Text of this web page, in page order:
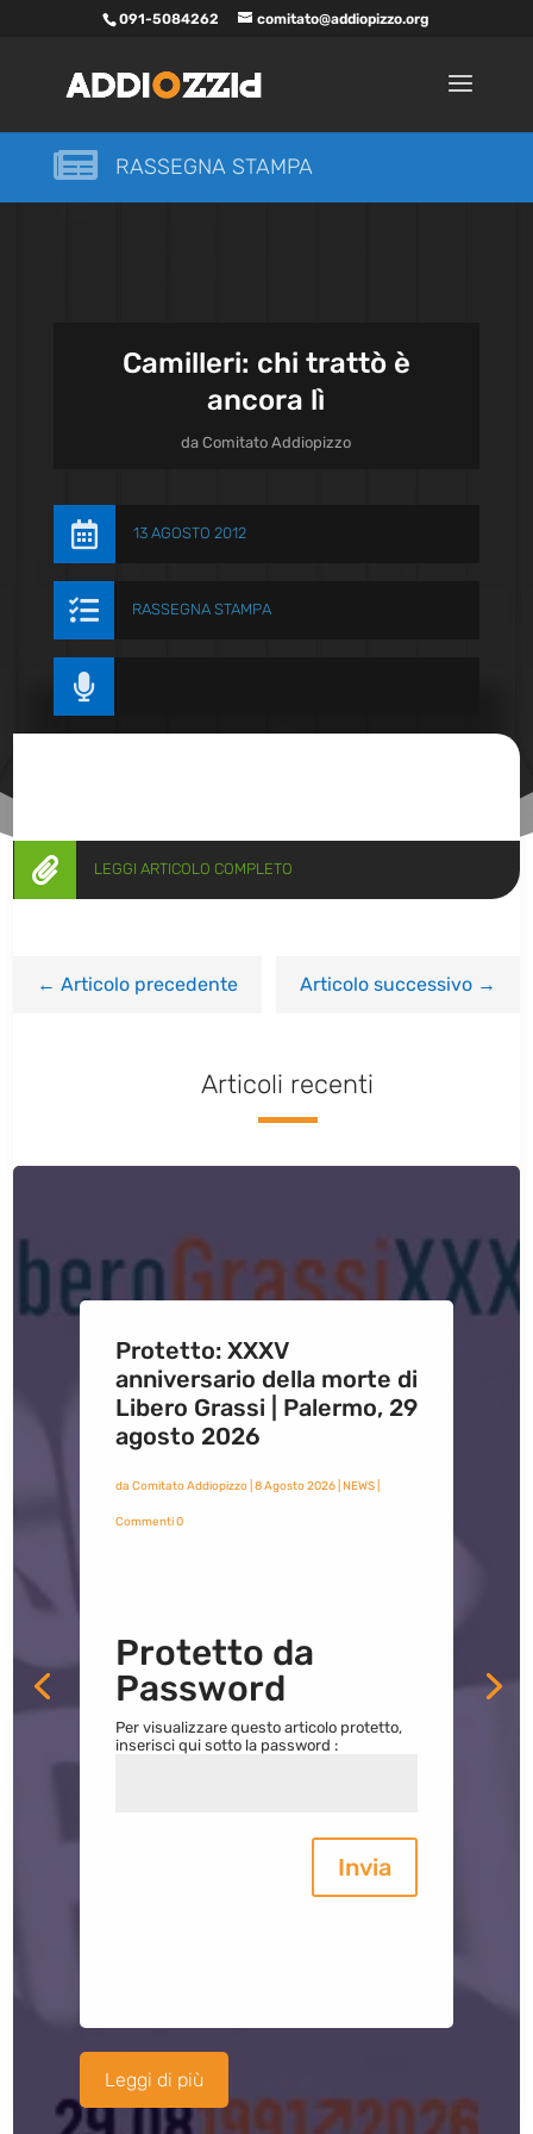
091-5084262 comitato@addiopizzo.org
 RASSEGNA STAMPA
Camilleri: chi trattò è
ancora lì
daComitato Addiopizzo
 13 AGOSTO 2012
 RASSEGNA STAMPA

 LEGGI ARTICOLO COMPLETO
←Articolo precedente Articolo successivo→
Articoli recenti
Protetto: XXXV
anniversario della morte di
Libero Grassi | Palermo, 29
agosto 2026
da Comitato Addiopizzo| 8 Agosto 2026| NEWS|
Commenti 0
Protetto da
Password
Per visualizzare questo articolo protetto,
inserisci qui sotto la password :
Invia
Leggi di più